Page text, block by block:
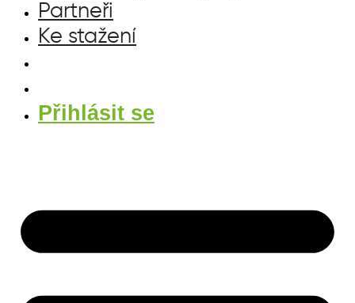
Partneři
Ke stažení
Přihlásit se